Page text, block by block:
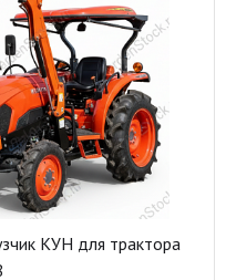
КУН для трактора